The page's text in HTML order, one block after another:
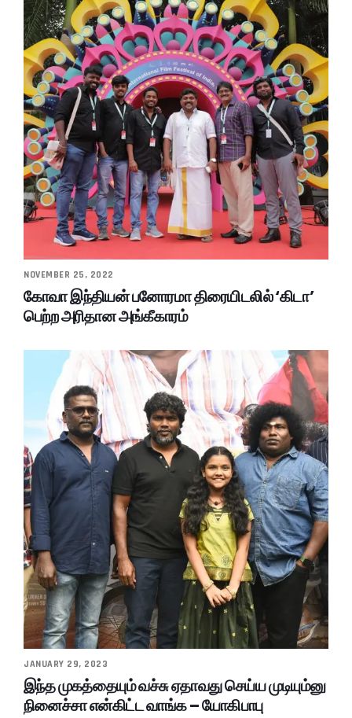
NOVEMBER 25, 2022
கோவா இந்தியன் பனோரமா திரையிடலில் ‘கிடா’
பெற்ற அரிதான அங்கீகாரம்
JANUARY 29, 2023
இந்த முகத்தையும் வச்சு ஏதாவது செய்ய முடியும்னு
நினைச்சா என்கிட்ட வாங்க – யோகிபாபு